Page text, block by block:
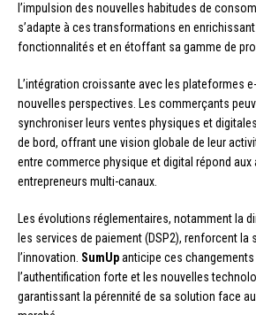
l’impulsion des nouvelles habitudes de
s’adapte à ces transformations en
fonctionnalités et en étoffant sa gamme de
L’intégration croissante avec les plateformes
nouvelles perspectives. Les commerçants
synchroniser leurs ventes physiques et
de bord, offrant une vision globale de leur
entre commerce physique et digital répond aux
entrepreneurs multi-canaux.
Les évolutions réglementaires, notamment la
les services de paiement (DSP2), renforcent
l’innovation. SumUpanticipe ces
l’authentification forte et les nouvelles
garantissant la pérennité de sa solution face